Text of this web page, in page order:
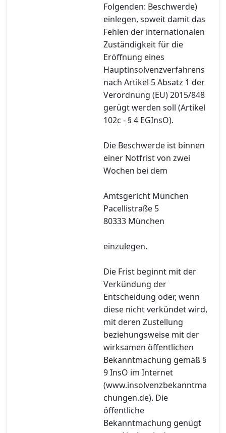
Folgenden: Beschwerde)
einlegen, soweit damit das
Fehlen der internationalen
Zuständigkeit für die
Eröffnung eines
Hauptinsolvenzverfahrens
nach Artikel 5 Absatz 1 der
Verordnung (EU) 2015/848
gerügt werden soll (Artikel
102c - § 4 EGInsO).
Die Beschwerde ist binnen
einer Notfrist von zwei
Wochen bei dem
Amtsgericht München
Pacellistraße 5
80333 München
einzulegen.
Die Frist beginnt mit der
Verkündung der
Entscheidung oder, wenn
diese nicht verkündet wird,
mit deren Zustellung
beziehungsweise mit der
wirksamen öffentlichen
Bekanntmachung gemäß §
9 InsO im Internet
(www.insolvenzbekanntma
chungen.de). Die
öffentliche
Bekanntmachung genügt